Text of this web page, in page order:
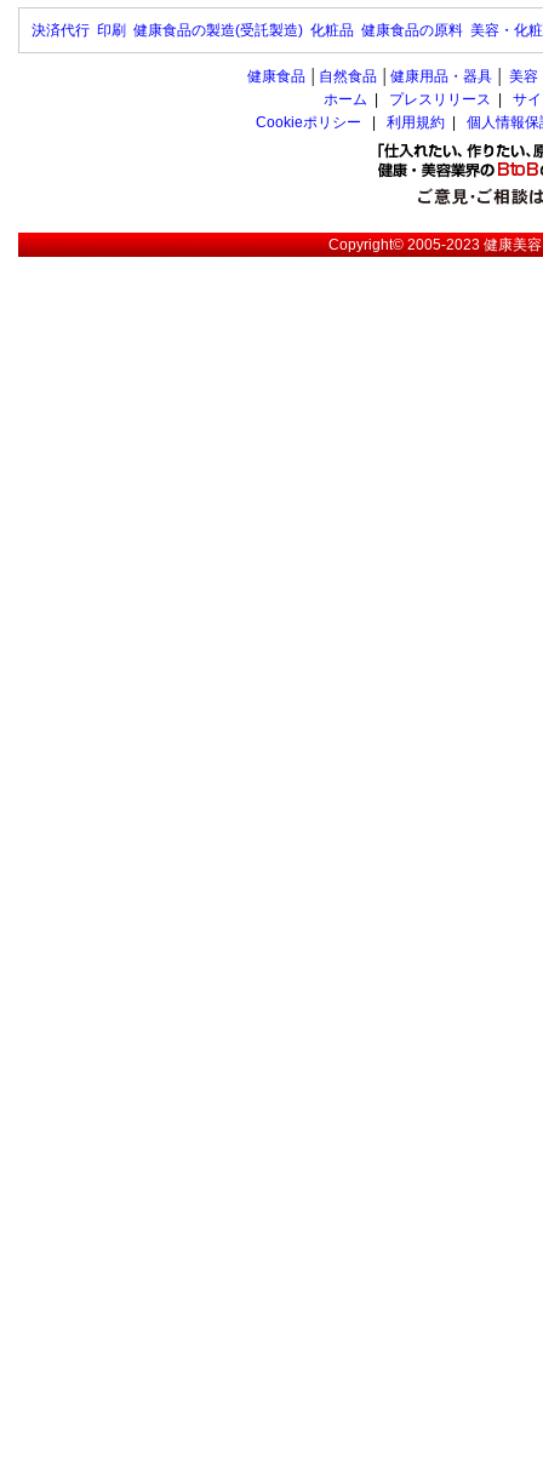
決済代行 印刷 健康食品の製造(受託製造) 化粧品 健康食品の原料 美容・化
健康食品 自然食品 健康用品・器具 美容
ホーム
プレスリリース
サ
Cookieポリシー
利用規約 個人情報
Copyright© 2005-2023健康美